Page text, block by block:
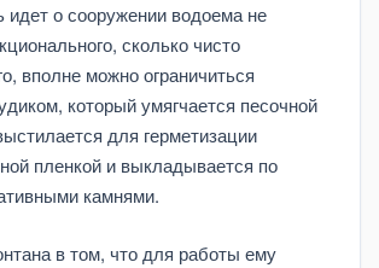
идет о сооружении водоема не
сколько чисто
вполне можно ограничиться
который умягчается песочной
для герметизации
пленкой и выкладывается по
камнями.
в том, что для работы ему